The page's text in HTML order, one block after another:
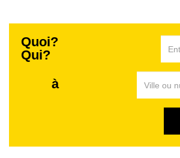
Quoi?
Qui?
à